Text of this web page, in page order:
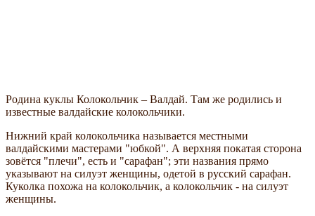
Родина куклы Колокольчик – Валдай. Там же родились и
известные валдайские колокольчики.
Нижний край колокольчика называется местными
валдайскими мастерами "юбкой". А верхняя покатая сторона
зовётся "плечи", есть и "сарафан"; эти названия прямо
указывают на силуэт женщины, одетой в русский сарафан.
Куколка похожа на колокольчик, а колокольчик - на силуэт
женщины.